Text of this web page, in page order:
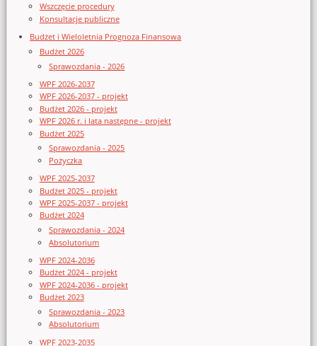
Wszczęcie procedury
Konsultacje publiczne
Budżet i Wieloletnia Prognoza Finansowa
Budżet 2026
Sprawozdania - 2026
WPF 2026-2037
WPF 2026-2037 - projekt
Budżet 2026 - projekt
WPF 2026 r. i lata następne - projekt
Budżet 2025
Sprawozdania - 2025
Pożyczka
WPF 2025-2037
Budżet 2025 - projekt
WPF 2025-2037 - projekt
Budżet 2024
Sprawozdania - 2024
Absolutorium
WPF 2024-2036
Budżet 2024 - projekt
WPF 2024-2036 - projekt
Budżet 2023
Sprawozdania - 2023
Absolutorium
WPF 2023-2035